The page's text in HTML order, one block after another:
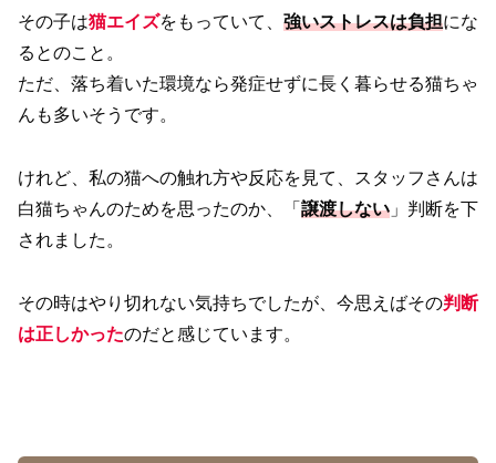
その子は猫エイズをもっていて、 強いストレスは負担にな
るとのこと。
ただ、落ち着いた環境なら発症せずに長く暮らせる猫ちゃ
んも多いそうです。
けれど、私の猫への触れ方や反応を見て、スタッフさんは
白猫ちゃんのためを思ったのか、「 譲渡しない 」判断を下
されました。
その時はやり切れない気持ちでしたが、今思えばその判断
は正しかったのだと感じています。